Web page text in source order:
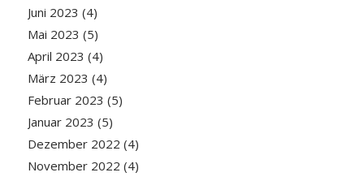
Juni 2023 (4)
Mai 2023 (5)
April 2023 (4)
März 2023 (4)
Februar 2023 (5)
Januar 2023 (5)
Dezember 2022 (4)
November 2022 (4)